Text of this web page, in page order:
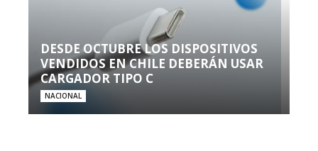
DESDE OCTUBRE LOS DISPOSITIVOS
VENDIDOS EN CHILE DEBERÁN USAR
CARGADOR TIPO C
NACIONAL